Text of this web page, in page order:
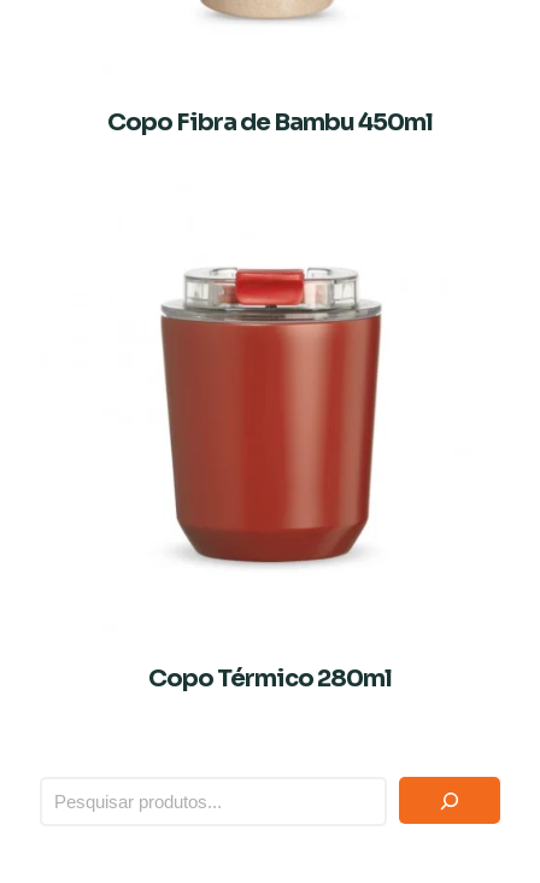
Copo Fibra de Bambu 450ml
Copo Térmico 280ml